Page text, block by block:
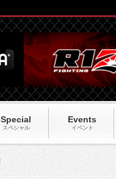
Special
スペシャル
Events
イベント